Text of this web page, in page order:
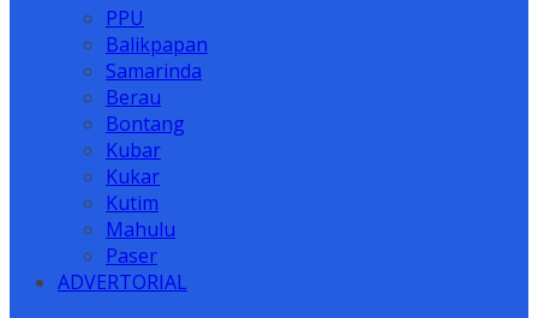
PPU
Balikpapan
Samarinda
Berau
Bontang
Kubar
Kukar
Kutim
Mahulu
Paser
ADVERTORIAL